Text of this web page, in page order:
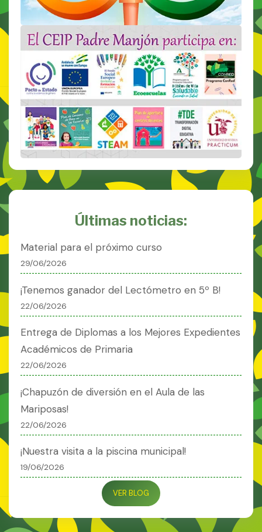
Últimas noticias:
Material para el próximo curso
29/06/2026
¡Tenemos ganador del Lectómetro en 5º B!
22/06/2026
Entrega de Diplomas a los Mejores Expedientes
Académicos de Primaria
22/06/2026
¡Chapuzón de diversión en el Aula de las
Mariposas!
22/06/2026
¡Nuestra visita a la piscina municipal!
19/06/2026
VER BLOG